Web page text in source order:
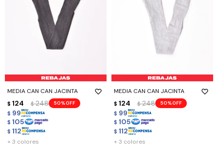
MEDIA CAN CAN JACINTA
$ 124 $ 248 50
$ 99
$ 105
$ 112
+ 3 colores
MEDIA CAN CAN JACINTA
$ 124 $ 248 50
$ 99
$ 105
$ 112
+ 3 colores